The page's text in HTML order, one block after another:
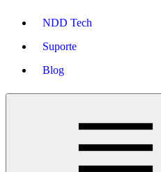
NDD Tech
Suporte
Blog